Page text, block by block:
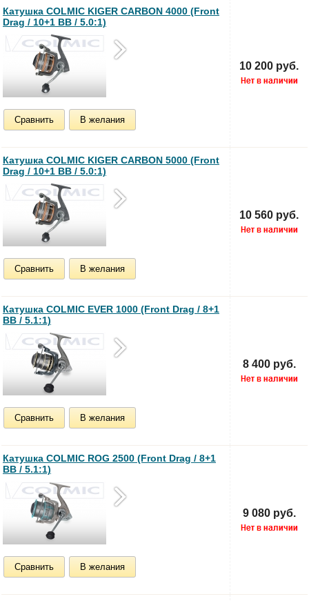
Катушка COLMIC KIGER CARBON 4000 (Front
Drag / 10+1 BB / 5.0:1)
Сравнить В желания
10 200 руб.
Катушка COLMIC KIGER CARBON 5000 (Front
Drag / 10+1 BB / 5.0:1)
Сравнить В желания
10 560 руб.
Катушка COLMIC EVER 1000 (Front Drag / 8+1
BB / 5.1:1)
Сравнить В желания
8 400 руб.
Катушка COLMIC ROG 2500 (Front Drag / 8+1
BB / 5.1:1)
Сравнить В желания
9 080 руб.